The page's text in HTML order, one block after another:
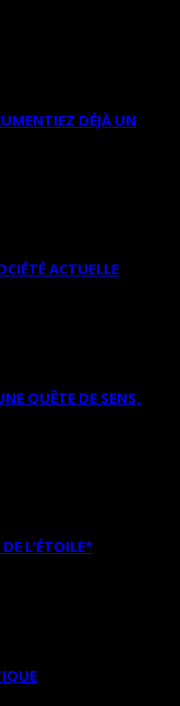
DÉJÀ UN
ACTUELLE
QUÊTE DE SENS,
L’ÉTOILE*